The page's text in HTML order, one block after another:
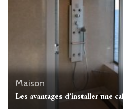
Maison
Les avantages d’installer une